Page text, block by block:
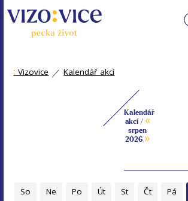
: Vizovice Kalendář akcí
Kalendář
akcí / «
srpen
2026 »
So
Ne
Po
Út
St
Čt
Pá